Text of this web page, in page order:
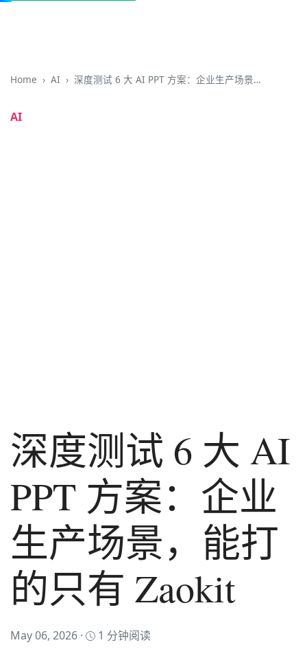
Home AI 深度测试 6 大 AI PPT 方案：企业生产场景，能打的只有 Zaokit
AI
深度测试 6 大 AI
PPT 方案：企业
生产场景，能打
的只有 Zaokit
May 06, 2026 · 1 分钟阅读